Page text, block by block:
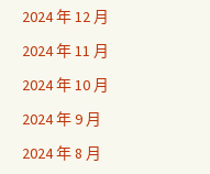
2024 年 12 月
2024 年 11 月
2024 年 10 月
2024 年 9 月
2024 年 8 月